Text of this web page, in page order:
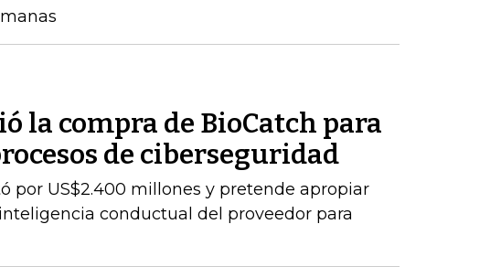
la compra de BioCatch para
de ciberseguridad
por US$2.400 millones y pretende apropiar
conductual del proveedor para